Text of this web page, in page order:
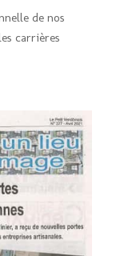
de nos
carrières